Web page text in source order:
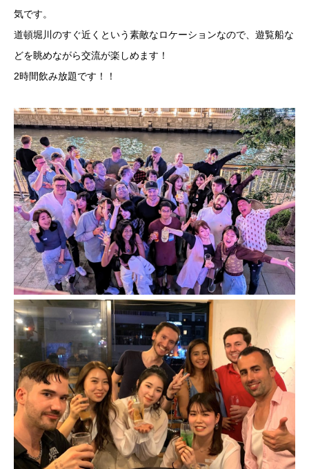
気です。
道頓堀川のすぐ近くという素敵なロケーションなので、遊覧船な
どを眺めながら交流が楽しめます！
2時間飲み放題です！！